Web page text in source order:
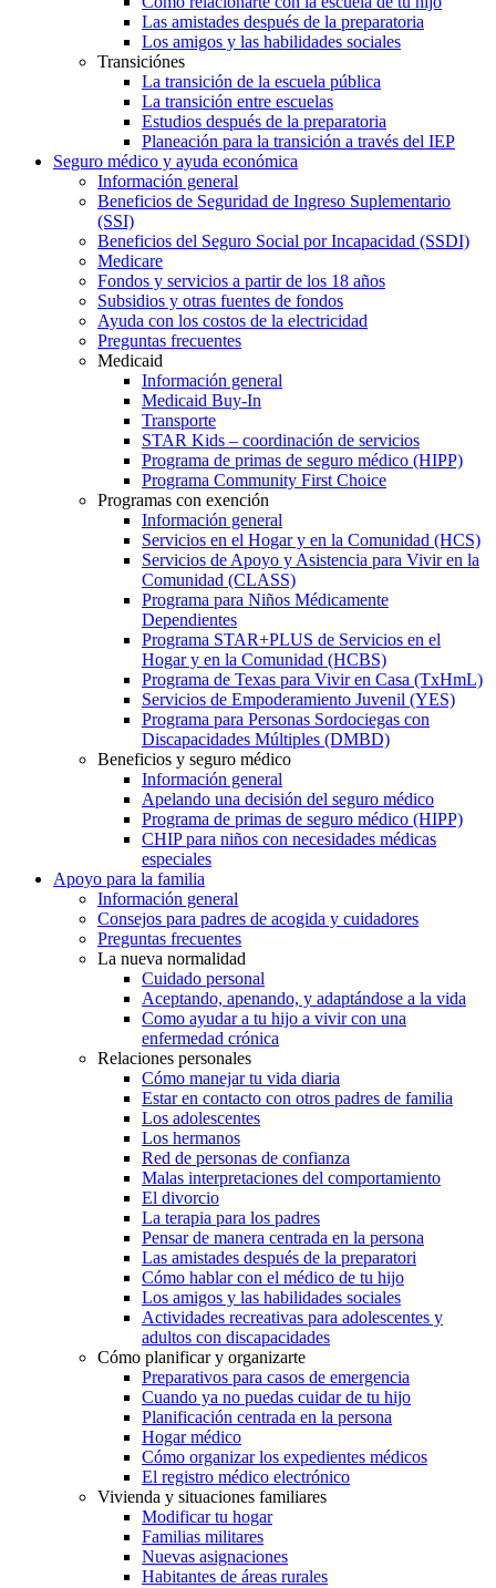
Las amistades después de la preparatoria
Los amigos y las habilidades sociales
Transiciónes
La transición de la escuela pública
La transición entre escuelas
Estudios después de la preparatoria
Planeación para la transición a través del IEP
Seguro médico y ayuda económica
Información general
Beneficios de Seguridad de Ingreso Suplementario
(SSI)
Beneficios del Seguro Social por Incapacidad (SSDI)
Medicare
Fondos y servicios a partir de los 18 años
Subsidios y otras fuentes de fondos
Ayuda con los costos de la electricidad
Preguntas frecuentes
Medicaid
Información general
Medicaid Buy-In
Transporte
STAR Kids – coordinación de servicios
Programa de primas de seguro médico (HIPP)
Programa Community First Choice
Programas con exención
Información general
Servicios en el Hogar y en la Comunidad (HCS)
Servicios de Apoyo y Asistencia para Vivir en la
Comunidad (CLASS)
Programa para Niños Médicamente
Dependientes
Programa STAR+PLUS de Servicios en el
Hogar y en la Comunidad (HCBS)
Programa de Texas para Vivir en Casa (TxHmL)
Servicios de Empoderamiento Juvenil (YES)
Programa para Personas Sordociegas con
Discapacidades Múltiples (DMBD)
Beneficios y seguro médico
Información general
Apelando una decisión del seguro médico
Programa de primas de seguro médico (HIPP)
CHIP para niños con necesidades médicas
especiales
Apoyo para la familia
Información general
Consejos para padres de acogida y cuidadores
Preguntas frecuentes
La nueva normalidad
Cuidado personal
Aceptando, apenando, y adaptándose a la vida
Como ayudar a tu hijo a vivir con una
enfermedad crónica
Relaciones personales
Cómo manejar tu vida diaria
Estar en contacto con otros padres de familia
Los adolescentes
Los hermanos
Red de personas de confianza
Malas interpretaciones del comportamiento
El divorcio
La terapia para los padres
Pensar de manera centrada en la persona
Las amistades después de la preparatori
Cómo hablar con el médico de tu hijo
Los amigos y las habilidades sociales
Actividades recreativas para adolescentes y
adultos con discapacidades
Cómo planificar y organizarte
Preparativos para casos de emergencia
Cuando ya no puedas cuidar de tu hijo
Planificación centrada en la persona
Hogar médico
Cómo organizar los expedientes médicos
El registro médico electrónico
Vivienda y situaciones familiares
Modificar tu hogar
Familias militares
Nuevas asignaciones
Habitantes de áreas rurales